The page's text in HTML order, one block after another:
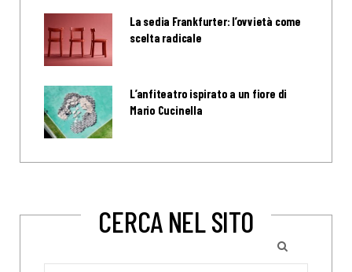
La sedia Frankfurter: l’ovvietà come
scelta radicale
L’anfiteatro ispirato a un fiore di
Mario Cucinella
CERCA NEL SITO